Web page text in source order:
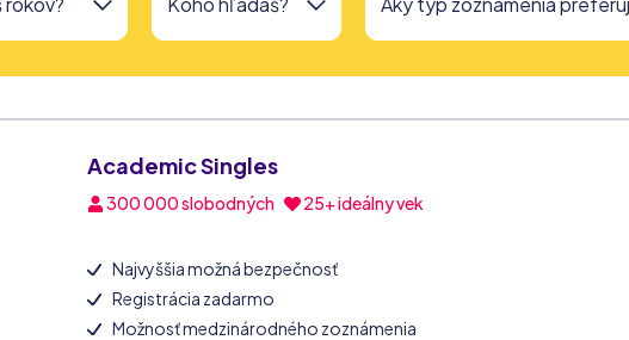
Academic Singles
300 000slobodných 25+ ideálny vek
Najvyššia možná bezpečnosť
Registrácia zadarmo
Možnosť medzinárodného zoznámenia